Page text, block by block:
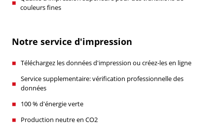
couleurs fines
Notre service d'impression
Téléchargez les données d'impression ou créez-les en ligne
Service supplementaire: vérification professionnelle des
données
100 % d'énergie verte
Production neutre en CO2